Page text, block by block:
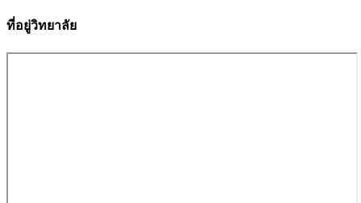
ที่อยู่วิทยาลัย